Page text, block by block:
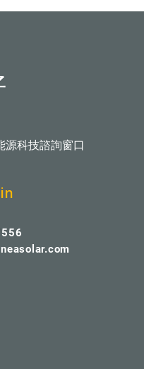
源科技諮詢窗口